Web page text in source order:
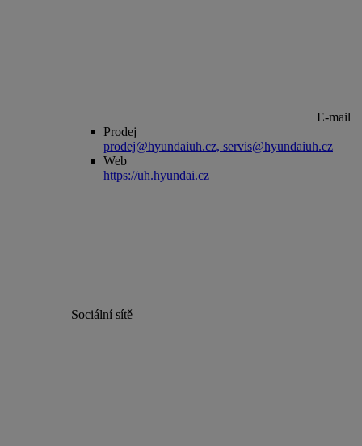
E-mail
Prodej
prodej@hyundaiuh.cz, servis@hyundaiuh.cz
Web
https://uh.hyundai.cz
Sociální sítě